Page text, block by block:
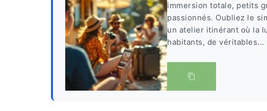
immersion totale, petits
passionnés. Oubliez le
un atelier itinérant où la
habitants, de véritables...